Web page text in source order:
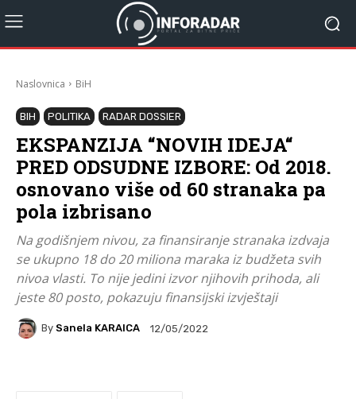
Naslovnica BiH
BIH POLITIKA RADAR DOSSIER
EKSPANZIJA “NOVIH IDEJA“
PRED ODSUDNE IZBORE: Od 2018.
osnovano više od 60 stranaka pa
pola izbrisano
Na godišnjem nivou, za finansiranje stranaka izdvaja
se ukupno 18 do 20 miliona maraka iz budžeta svih
nivoa vlasti. To nije jedini izvor njihovih prihoda, ali
jeste 80 posto, pokazuju finansijski izvještaji
By Sanela KARAICA 12/05/2022